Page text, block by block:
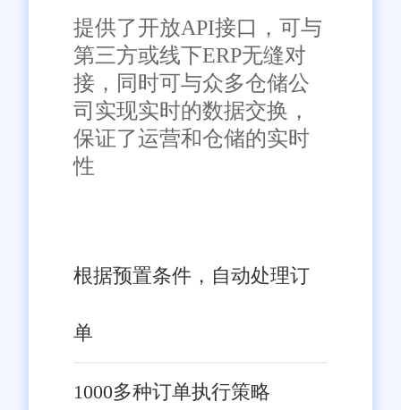
在濮阳地区，多家知名电商
企业已经选择了旺店通在线订单
系统作为其订单管理的首选方
案。这些企业通过采用旺店通的
服务，实现了订单处理的自动化
店通在线订单系统，实现了对多
布局和存储策略。同时，系统还
和准确发货，提高了客户满意度
旺店通在线订单系统通过自
提高了企业的运营效率。员工可
提供了开放API接口，可与
第三方或线下ERP无缝对
接，同时可与众多仓储公
司实现实时的数据交换，
保证了运营和仓储的实时
性
根据预置条件，自动处理订
单
1000多种订单执行策略